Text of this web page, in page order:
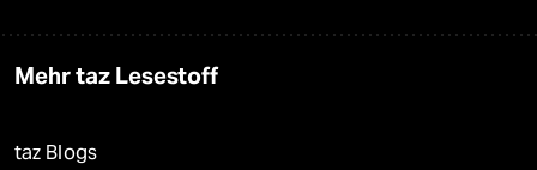
Mehr taz Lesestoff
taz Blogs